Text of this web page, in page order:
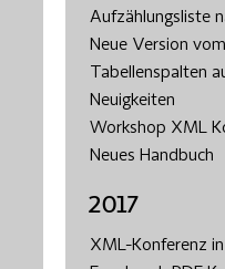
Aufzählungsliste
Neue Version
Tabellenspalten
Neuigkeiten
Workshop XML
Neues Handbuch
2017
XML-Konferenz